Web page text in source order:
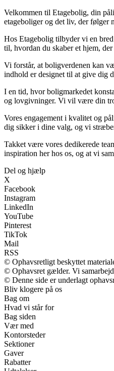
Velkommen til Etagebolig, din
etageboliger og det liv, der følger
Hos Etagebolig tilbyder vi en
til, hvordan du skaber et hjem,
Vi forstår, at boligverdenen kan
indhold er designet til at give dig
I en tid, hvor boligmarkedet
og lovgivninger. Vi vil være din
Vores engagement i kvalitet og
dig sikker i dine valg, og vi
Takket være vores dedikerede
inspiration her hos os, og at vi
Del og hjælp
X
Facebook
Instagram
LinkedIn
YouTube
Pinterest
TikTok
Mail
RSS
© Ophavsretligt beskyttet
© Ophavsret gælder. Vi
© Denne side er underlagt
Bliv klogere på os
Bag om
Hvad vi står for
Bag siden
Vær med
Kontorsteder
Sektioner
Gaver
Rabatter